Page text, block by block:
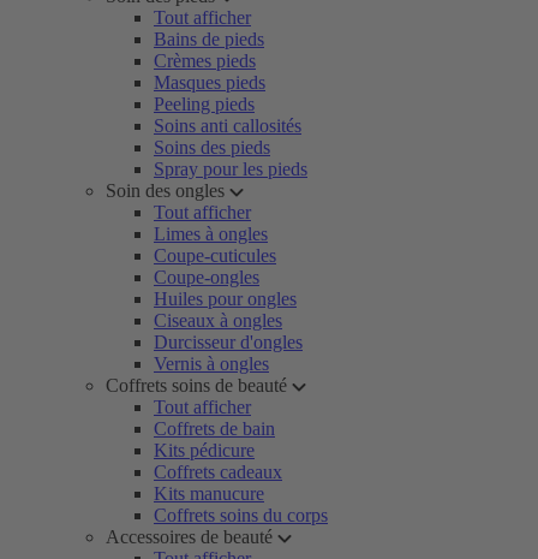
Tout afficher
Bains de pieds
Crèmes pieds
Masques pieds
Peeling pieds
Soins anti callosités
Soins des pieds
Spray pour les pieds
Soin des ongles
Tout afficher
Limes à ongles
Coupe-cuticules
Coupe-ongles
Huiles pour ongles
Ciseaux à ongles
Durcisseur d'ongles
Vernis à ongles
Coffrets soins de beauté
Tout afficher
Coffrets de bain
Kits pédicure
Coffrets cadeaux
Kits manucure
Coffrets soins du corps
Accessoires de beauté